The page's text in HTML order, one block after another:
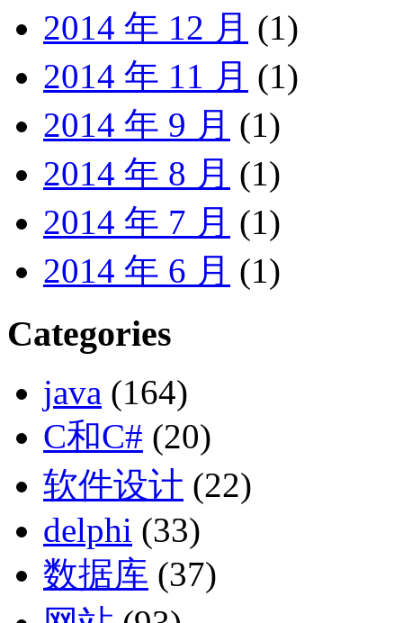
2014 年 12 月 (1)
2014 年 11 月 (1)
2014 年 9 月 (1)
2014 年 8 月 (1)
2014 年 7 月 (1)
2014 年 6 月 (1)
Categories
java (164)
C和C# (20)
软件设计 (22)
delphi (33)
数据库 (37)